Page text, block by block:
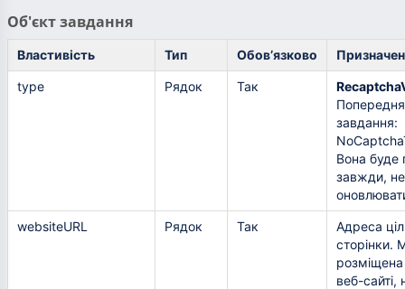
Об'єкт завдання
Властивість Тип Обов’язково
type Рядок Так
завдання:
Вона буде
завжди, не
websiteURL Рядок Так
Адреса
сторінки.
веб-сайті,